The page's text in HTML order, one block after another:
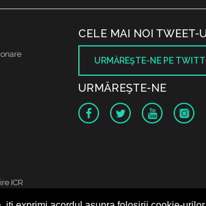
ICR
CELE MAI NOI TWEET-
URMĂREŞTE-NE PE
URMĂREŞTE-NE